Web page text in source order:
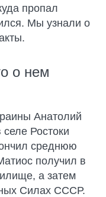
пропал
Мы узнали о
о нем
Анатолий
Ростоки
среднюю
получил в
а затем
Силах СССР.